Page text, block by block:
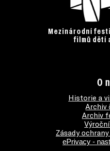
Mezinárodní
filmů dětí
O
Historie a
Archiv
Archiv
Zásady
ePrivacy -